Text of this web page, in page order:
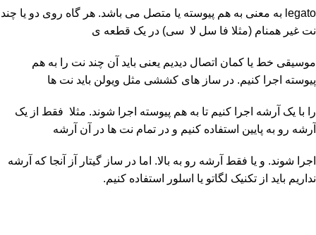
legato به معنی به هم پیوسته یا متصل می باشد. هر گاه روی دو یا چند
نت غیر همنام (مثلا فا سل لا سی) در یک قطعه ی
موسیقی خط یا کمان اتصال دیدیم یعنی باید آن چند نت را به هم
پیوسته اجرا کنیم. در ساز های کششی مثل ویولن باید نت ها
را با یک آرشه اجرا کنیم تا به هم پیوسته اجرا شوند. مثلا فقط از یک
آرشه رو به پایین استفاده کنیم و در تمام نت ها در آن آرشه
اجرا شوند. و یا فقط آرشه رو به بالا. اما در ساز گیتار آز آنجا که آرشه
نداریم باید از تکنیک لگاتو یا اسلور استفاده کنیم.